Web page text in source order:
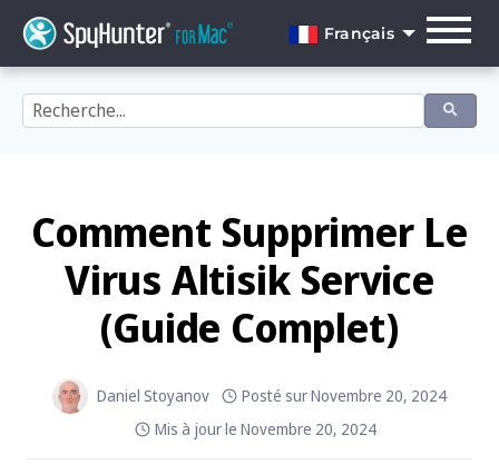
content
Français
English
Français
Italiano
Nederlands
Norsk
Português
Comment Supprimer Le
Virus Altisik Service
(Guide Complet)
Daniel Stoyanov Posté surNovembre 20, 2024
Mis à jour le Novembre 20, 2024